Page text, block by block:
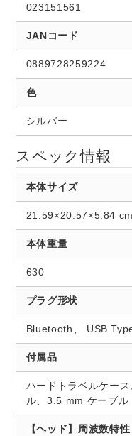
023151561
JANコード
0889728259224
色
シルバー
スペック情報
本体サイズ
21.59×20.57×5.84 cm
本体重量
630
プラグ形状
Bluetooth、 USB
付属品
ハードトラベルケー
ル、3.5 mm ケーブル
【ヘッド】周波数特性